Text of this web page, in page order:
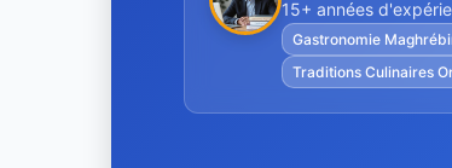
15+ années
Gastronomie
Traditions Culinaires